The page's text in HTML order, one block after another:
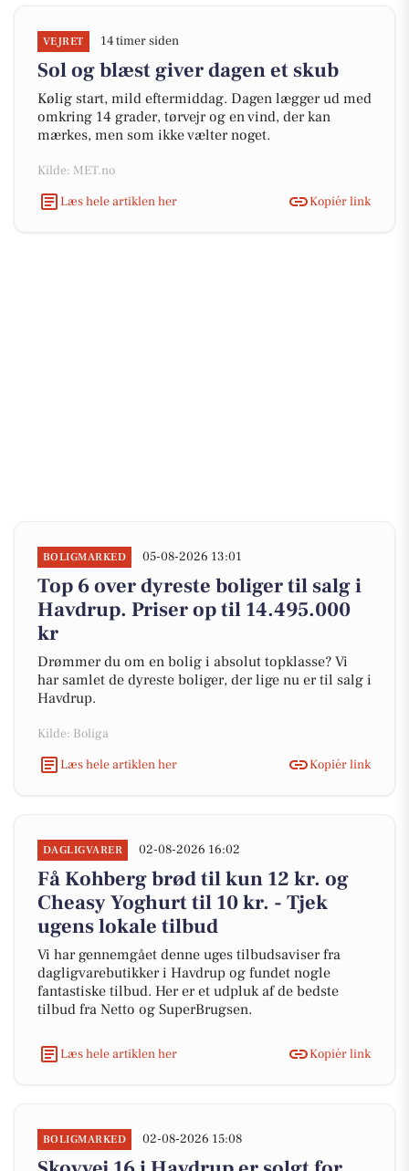
VEJRET 14 timer siden
Sol og blæst giver dagen et skub
Kølig start, mild eftermiddag. Dagen lægger ud med
omkring 14 grader, tørvejr og en vind, der kan
mærkes, men som ikke vælter noget.
Kilde: MET.no
Læs hele artiklen her
Kopiér link
BOLIGMARKED 05-08-2026 13:01
Top 6 over dyreste boliger til salg i
Havdrup. Priser op til 14.495.000
kr
Drømmer du om en bolig i absolut topklasse? Vi
har samlet de dyreste boliger, der lige nu er til salg i
Havdrup.
Kilde: Boliga
Læs hele artiklen her
Kopiér link
DAGLIGVARER 02-08-2026 16:02
Få Kohberg brød til kun 12 kr. og
Cheasy Yoghurt til 10 kr. - Tjek
ugens lokale tilbud
Vi har gennemgået denne uges tilbudsaviser fra
dagligvarebutikker i Havdrup og fundet nogle
fantastiske tilbud. Her er et udpluk af de bedste
tilbud fra Netto og SuperBrugsen.
Læs hele artiklen her Kopiér link
BOLIGMARKED 02-08-2026 15:08